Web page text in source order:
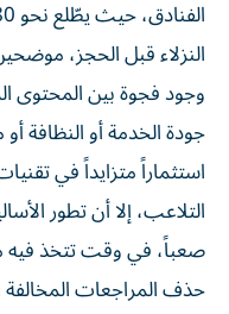
النزلاء قبل الحجز،
وجود فجوة بين المحتوى
جودة الخدمة أو
استثماراً متزايداً في
التلاعب، إلا أن تطور
صعباً، في وقت تتخذ
حذف المراجعات